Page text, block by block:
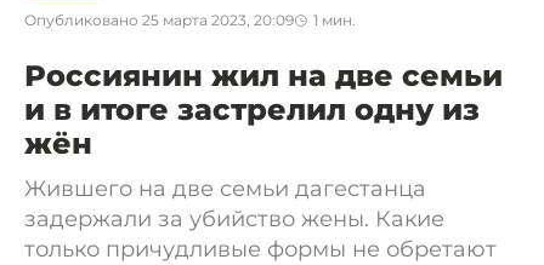
Опубликовано 25 марта 2023, 20:09 1 мин.
Россиянин жил на две семьи
и в итоге застрелил одну из
жён
Жившего на две семьи дагестанца
задержали за убийство жены. Какие
только причудливые формы не обретают